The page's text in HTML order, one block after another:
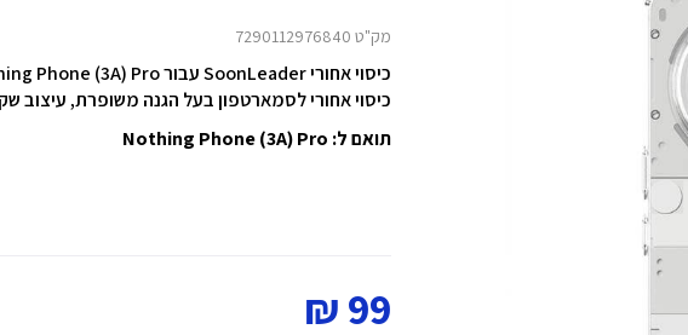
מק"ט 7290112976840
כיסוי אחורי SoonLeader עבור Nothing Phone (3A) Pro מבית Nothing
כיסוי אחורי לסמארטפון בעל הגנה משופרת, עיצוב
תואם ל: Nothing Phone (3A) Pro
99 ₪